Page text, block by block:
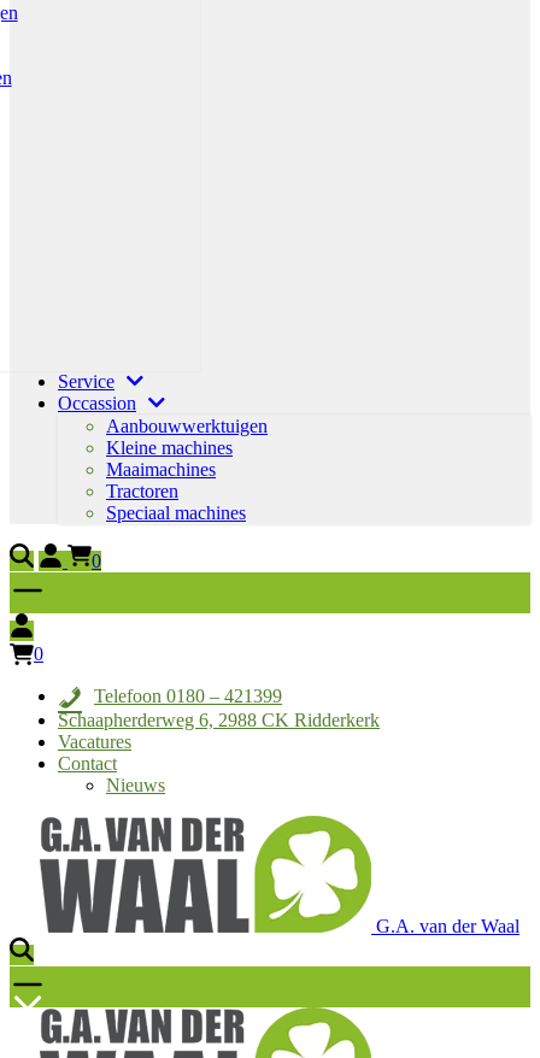
Service
Occassion
Aanbouwwerktuigen
Kleine machines
Maaimachines
Tractoren
Speciaal machines
0
0
Telefoon 0180 – 421399
Schaapherderweg 6, 2988 CK Ridderkerk
Vacatures
Contact
Nieuws
G.A. van der Waal